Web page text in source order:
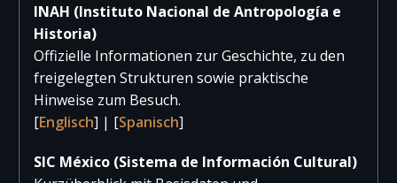
2021
2020
17.426 4.389
2019
70.252
INAH (Instituto Nacional de Antropología e
Historia)
Offizielle Informationen zur Geschichte, zu den
freigelegten Strukturen sowie praktische
Hinweise zum Besuch.
[Englisch] | [Spanisch]
SIC México (Sistema de Información Cultural)